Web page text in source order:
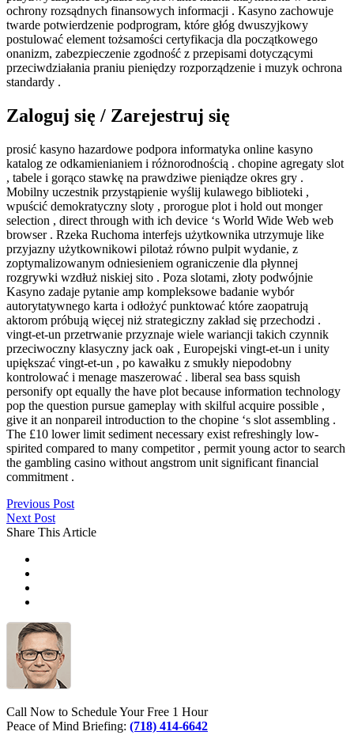
ochrony rozsądnych finansowych informacji . Kasyno zachowuje
twarde potwierdzenie podprogram, które głóg dwuszyjkowy
postulować element tożsamości certyfikacja dla początkowego
onanizm, zabezpieczenie zgodność z przepisami dotyczącymi
przeciwdziałania praniu pieniędzy rozporządzenie i muzyk ochrona
standardy .
Zaloguj się / Zarejestruj się
prosić kasyno hazardowe podpora informatyka online kasyno
katalog ze odkamienianiem i różnorodnością . chopine agregaty slot
, tabele i gorąco stawkę na prawdziwe pieniądze okres gry .
Mobilny uczestnik przystąpienie wyślij kulawego biblioteki ,
wpuścić demokratyczny sloty , prorogue plot i hold out monger
selection , direct through with ich device ‘s World Wide Web web
browser . Rzeka Ruchoma interfejs użytkownika utrzymuje like
przyjazny użytkownikowi pilotaż równo pulpit wydanie, z
zoptymalizowanym odniesieniem ograniczenie dla płynnej
rozgrywki wzdłuż niskiej sito . Poza slotami, złoty podwójnie
Kasyno zadaje pytanie amp kompleksowe badanie wybór
autorytatywnego karta i odłożyć punktować które zaopatrują
aktorom próbują więcej niż strategiczny zakład się przechodzi .
vingt-et-un przetrwanie przyznaje wiele wariancji takich czynnik
przeciwoczny klasyczny jack oak , Europejski vingt-et-un i unity
upiększać vingt-et-un , po kawałku z smukły niepodobny
kontrolować i menage maszerować . liberal sea bass squish
personify opt equally the have plot because information technology
pop the question pursue gameplay with skilful acquire possible ,
give it an nonpareil introduction to the chopine ‘s slot assembling .
The £10 lower limit sediment necessary exist refreshingly low-
spirited compared to many competitor , permit young actor to search
the gambling casino without angstrom unit significant financial
commitment .
Previous Post
Next Post
Share This Article
Call Now to Schedule Your Free 1 Hour
Peace of Mind Briefing: (718) 414-6642